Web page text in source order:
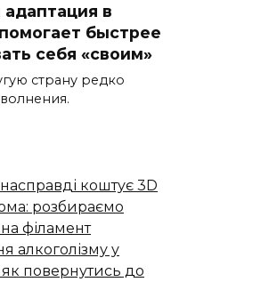
адаптация в
быстрее
себя «своим»
страну редко
коштує 3D
розбираємо
філамент
алкоголізму у
як повернутись до